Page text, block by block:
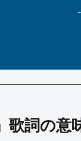
詞の意